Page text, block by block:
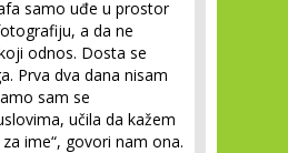
samo uđe u prostor
a da ne
odnos. Dosta se
Prva dva dana nisam
sam se
učila da kažem
ime“, govori nam ona.